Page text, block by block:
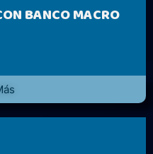
BANCO MACRO